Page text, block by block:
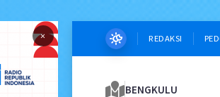
× REDAKSI
BENGKULU